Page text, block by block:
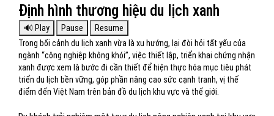
Định hình thương hiệu du lịch xanh
Trong bối cảnh du lịch xanh vừa là xu hướng, lại đòi hỏi tất yếu của
ngành “công nghiệp không khói”, việc thiết lập, triển khai chứng nhận
xanh được xem là bước đi cần thiết để hiện thực hóa mục tiêu phát
triển du lịch bền vững, góp phần nâng cao sức cạnh tranh, vị thế
điểm đến Việt Nam trên bản đồ du lịch khu vực và thế giới.